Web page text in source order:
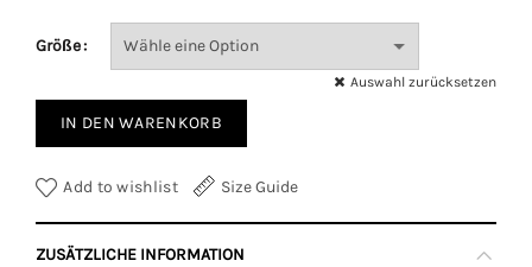
Größe
Auswahl zurücksetzen
IN DEN WARENKORB
Add to wishlist Size Guide
ZUSÄTZLICHE INFORMATION